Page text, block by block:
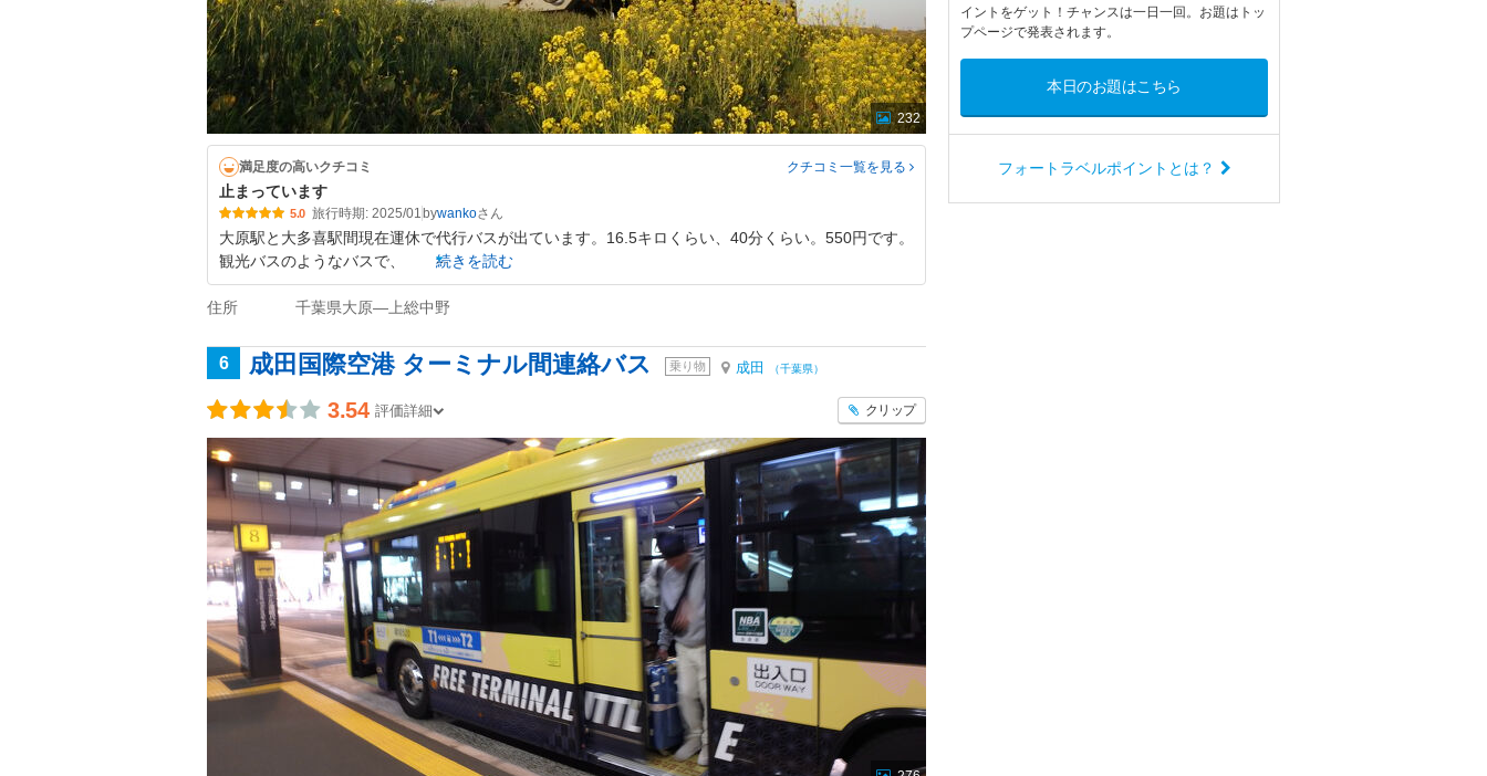
232
満足度の高いクチコミ クチコミ一覧を見る
止まっています
5.0 旅行時期: 2025/01 bywanko
大原駅と大多喜駅間現在運休で代行バスが出ています。16.5キロくらい、40分くらい。550円です。
観光バスのようなバスで、
続きを読む
住所 千葉県大原―上総中野
6 成田国際空港 ターミナル間連絡バス 乗り物 成田 （千葉県）
3.54 評価詳細 クリップ
イントをゲット！チャンスは一日一回。お題はトッ
プページで発表されます。
本日のお題はこちら
フォートラベルポイントとは？